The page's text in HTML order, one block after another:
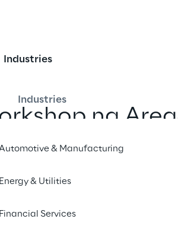
Industries
Industries
& Manufacturing
Energy & Utilities
Financial Services
na
ao vivo
a sua visita